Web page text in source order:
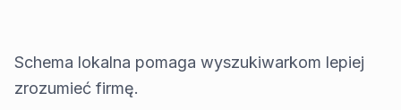
Schema lokalna pomaga wyszukiwarkom lepiej
zrozumieć firmę.